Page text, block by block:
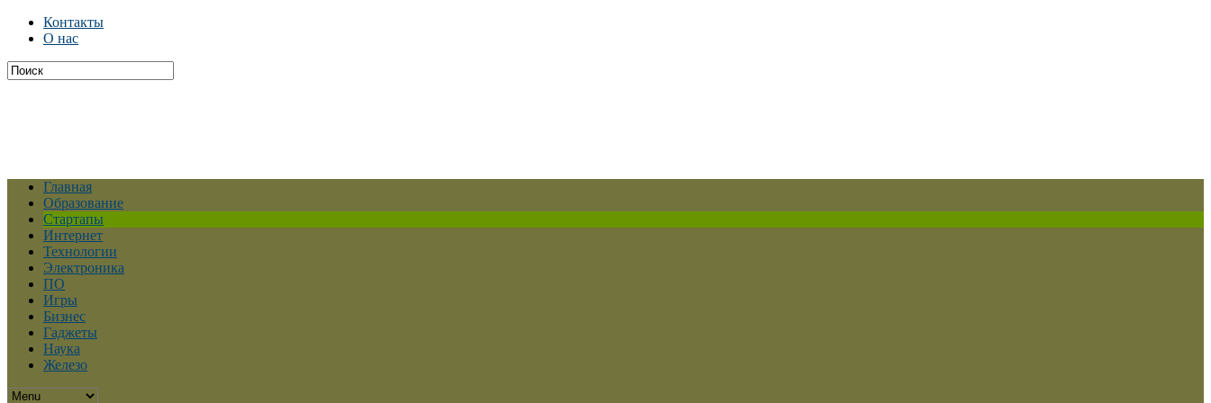
Контакты
О нас
Главная
Образование
Стартапы
Интернет
Технологии
Электроника
ПО
Игры
Бизнес
Гаджеты
Наука
Железо